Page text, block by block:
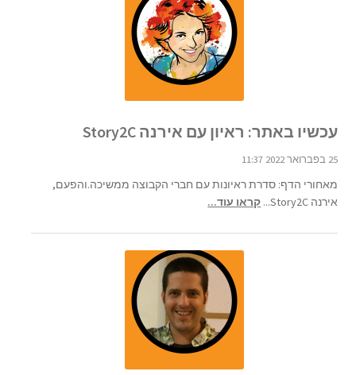
עכשיו באתר: ראיון עם אירנה Story2C
25 בפברואר 2022 11:37
מאחורי הדף: סדרת ראיונות עם חברי הקבוצה ממשיכה.והפעם,
אירנה Story2C...
קראו עוד...